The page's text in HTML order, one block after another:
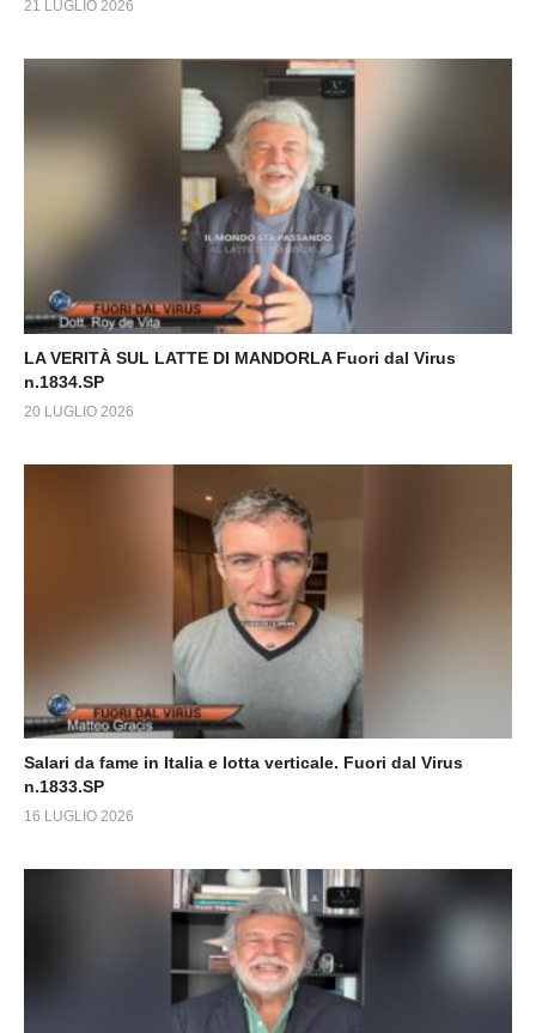
21 LUGLIO 2026
LA VERITÀ SUL LATTE DI MANDORLA Fuori dal Virus
n.1834.SP
20 LUGLIO 2026
Salari da fame in Italia e lotta verticale. Fuori dal Virus
n.1833.SP
16 LUGLIO 2026